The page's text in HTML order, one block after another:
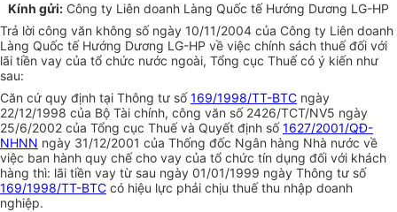
Kính gửi: Công ty Liên doanh Làng Quốc tế Hướng Dương LG-HP
Trả lời công văn không số ngày 10/11/2004 của Công ty Liên doanh
Làng Quốc tế Hướng Dương LG-HP về việc chính sách thuế đối với
lãi tiền vay của tổ chức nước ngoài, Tổng cục Thuế có ý kiến như
sau:
Căn cứ quy định tại Thông tư số169/1998/TT-BTC ngày
22/12/1998 của Bộ Tài chính, công văn số 2426/TCT/NV5 ngày
25/6/2002 của Tổng cục Thuế và Quyết định số1627/2001/QĐ-
NHNN ngày 31/12/2001 của Thống đốc Ngân hàng Nhà nước về
việc ban hành quy chế cho vay của tổ chức tín dụng đối với khách
hàng thì: lãi tiền vay từ sau ngày 01/01/1999 ngày Thông tư số
169/1998/TT-BTC có hiệu lực phải chịu thuế thu nhập doanh
nghiệp.